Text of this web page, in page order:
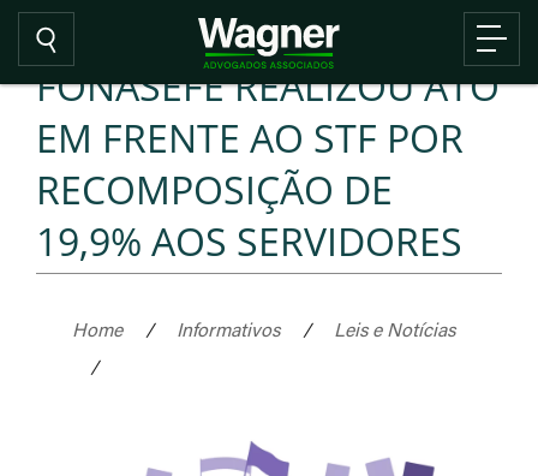
FONASEFE REALIZOU ATO
EM FRENTE AO STF POR
RECOMPOSIÇÃO DE
19,9% AOS SERVIDORES
Home / Informativos /
Leis e Notícias
/